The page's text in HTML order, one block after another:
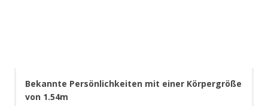
Bekannte Persönlichkeiten mit einer Körpergröße
von 1.54m